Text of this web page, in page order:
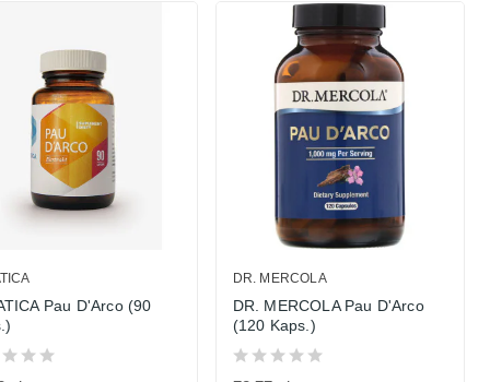
Pau D'Arco (90
DR. MERCOLA
DR. MERCOLA Pau D'Arco
(120 Kaps.)